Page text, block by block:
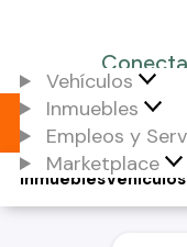
Vehículos
Inmuebles
Empleos y
Marketplace
Vehículos
Inmuebles